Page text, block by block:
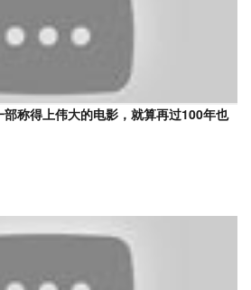
部称得上伟大的电影，就算再过100年也